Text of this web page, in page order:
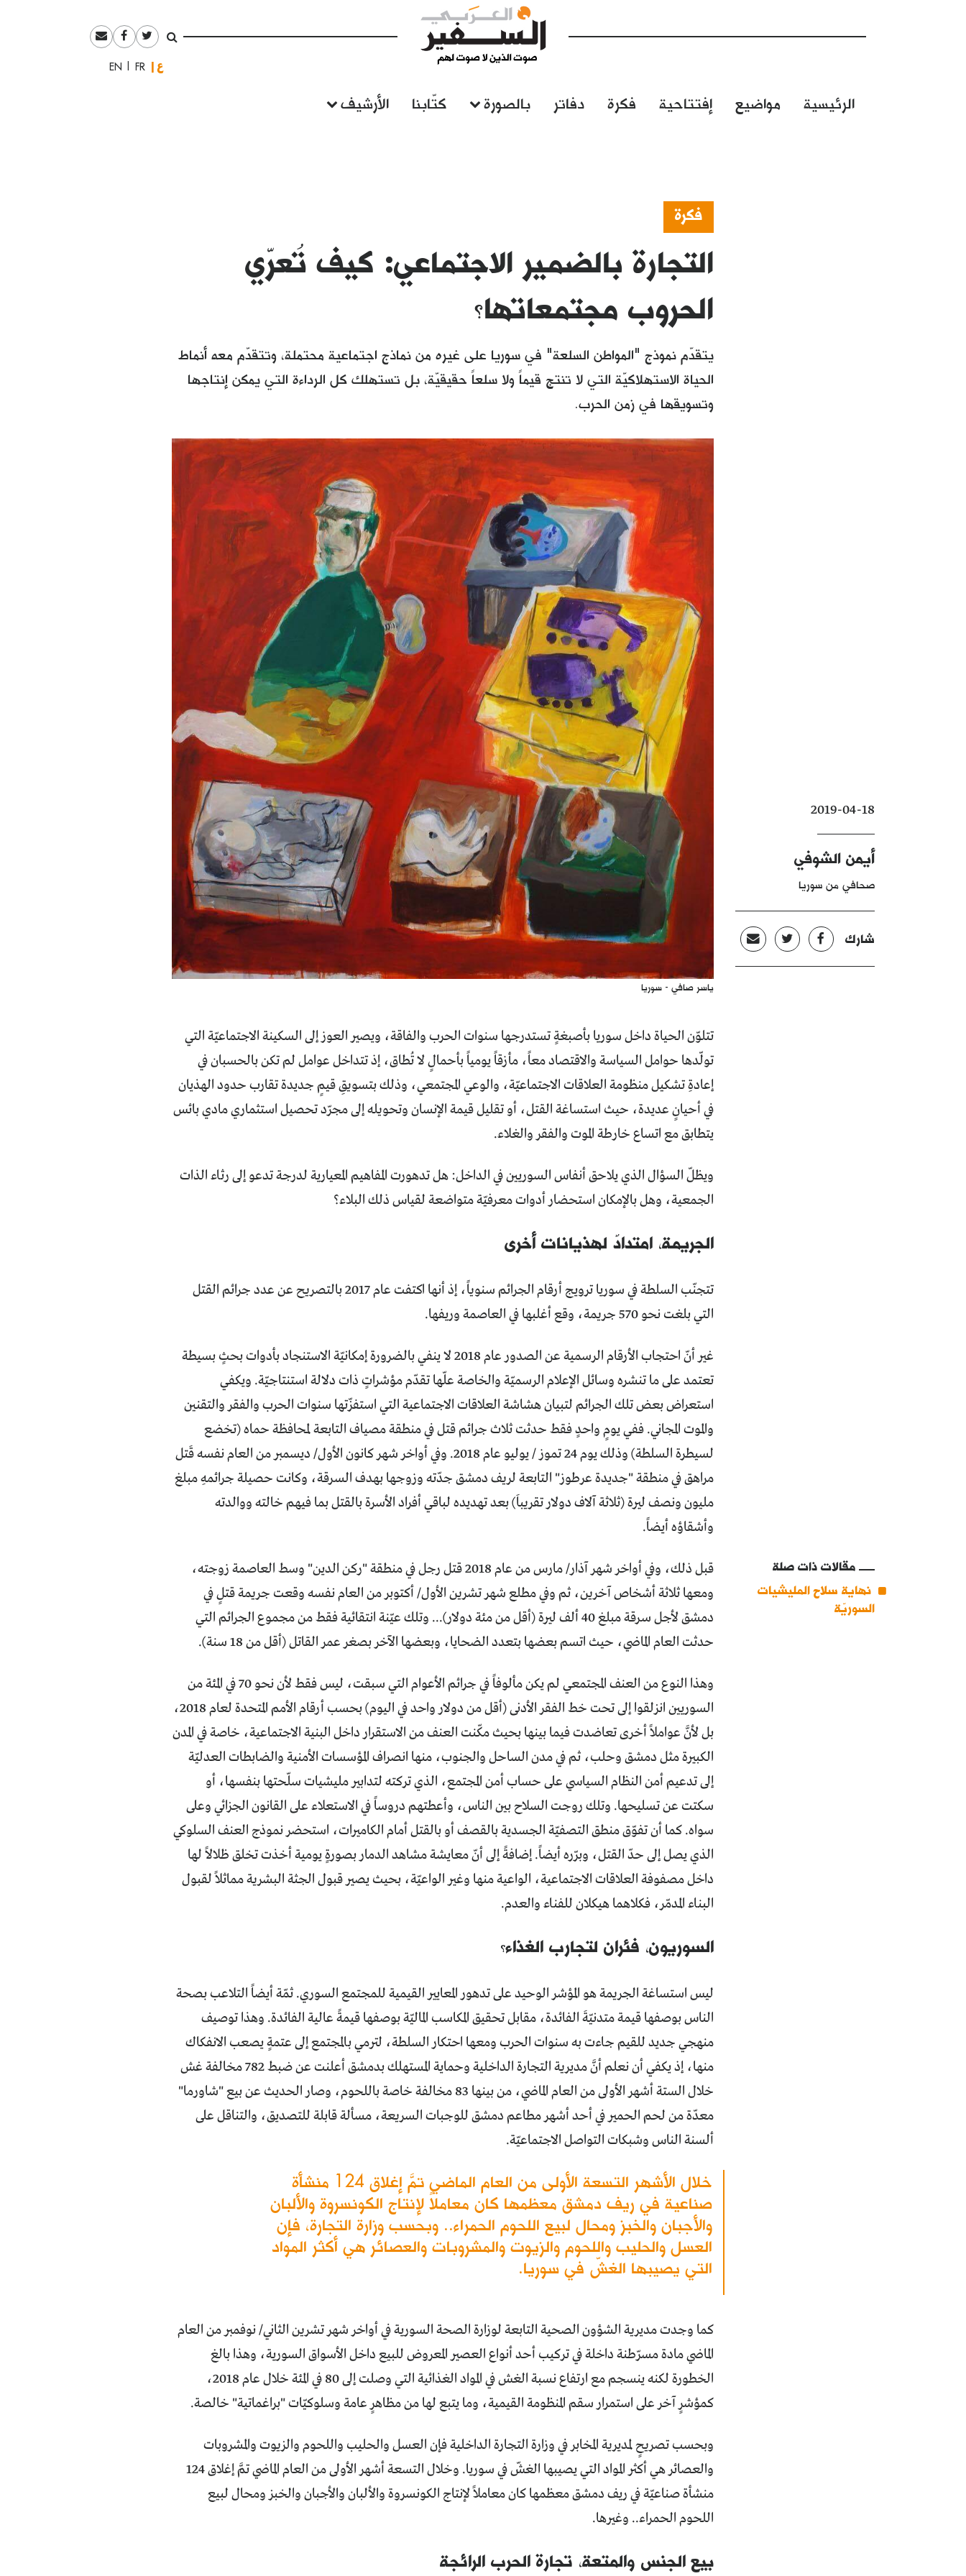
العربيةFrançais
English
الرئيسية مواضيع إفتتاحية فكرة دفاتر بالصورة كتّابنا الأرشيف
فكرة
التجارة بالضمير الاجتماعي: كيف تُعرّي
الحروب مجتمعاتها؟
يتقدّم نموذج "المواطن السلعة" في سوريا على غيره من نماذج اجتماعية محتملة، وتتقدّم معه أنماط
الحياة الاستهلاكيّة التي لا تنتج قيماً ولا سلعاً حقيقيّة، بل تستهلك كل الرداءة التي يمكن إنتاجها
وتسويقها في زمن الحرب.
2019-04-18
أيمن الشوفي
صحافي من سوريا
شارك
ياسر صافي - سوريا
تتلوّن الحياة داخل سوريا بأصبغةٍ تستدرجها سنوات الحرب والفاقة، ويصير العوز إلى السكينة الاجتماعيّة التي
تولّدها حوامل السياسة والاقتصاد معاً، مأزقاً يومياً بأحمالٍ لا تُطاق، إذ تتداخل عوامل لم تكن بالحسبان في
إعادةِ تشكيل منظومة العلاقات الاجتماعيّة، والوعي المجتمعي، وذلك بتسويقِ قيمٍ جديدة تقارب حدود الهذيان
في أحيانٍ عديدة، حيث استساغة القتل، أو تقليل قيمة الإنسان وتحويله إلى مجرّد تحصيل استثماري مادي بائس
يتطابق مع اتساع خارطة الموت والفقر والغلاء.
ويظلّ السؤال الذي يلاحق أنفاس السوريين في الداخل: هل تدهورت المفاهيم المعيارية لدرجة تدعو إلى رثاء الذات
الجمعية، وهل بالإمكان استحضار أدوات معرفيّة متواضعة لقياس ذلك البلاء؟
الجريمة، امتدادٌ لهذيانات أخرى
تتجنّب السلطة في سوريا ترويج أرقام الجرائم سنوياً، إذ أنها اكتفت عام 2017 بالتصريح عن عدد جرائم القتل
التي بلغت نحو 570 جريمة، وقع أغلبها في العاصمة وريفها.
غير أنّ احتجاب الأرقام الرسمية عن الصدور عام 2018 لا ينفي بالضرورة إمكانيّة الاستنجاد بأدوات بحثٍ بسيطة
تعتمد على ما تنشره وسائل الإعلام الرسميّة والخاصة علّها تقدّم مؤشراتٍ ذات دلالة استنتاجيّة. ويكفي
استعراض بعض تلك الجرائم لتبيان هشاشة العلاقات الاجتماعية التي استفزّتها سنوات الحرب والفقر والتقنين
والموت المجاني. ففي يومٍ واحدٍ فقط حدثت ثلاث جرائم قتل في منطقة مصياف التابعة لمحافظة حماه (تخضع
لسيطرة السلطة) وذلك يوم 24 تموز / يوليو عام 2018. وفي أواخر شهر كانون الأول/ ديسمبر من العام نفسه قَتل
مراهق في منطقة "جديدة عرطوز" التابعة لريف دمشق جدّته وزوجها بهدف السرقة، وكانت حصيلة جرائمهِ مبلغ
مليون ونصف ليرة (ثلاثة آلاف دولار تقريباَ) بعد تهديده لباقي أفراد الأسرة بالقتل بما فيهم خالته ووالدته
وأشقاؤه أيضاً.
مقالات ذات صلة
نهاية سلاح المليشيات
السوريّة
قبل ذلك، وفي أواخر شهر آذار/ مارس من عام 2018 قتل رجل في منطقة "ركن الدين" وسط العاصمة زوجته،
ومعها ثلاثة أشخاص آخرين، ثم وفي مطلع شهر تشرين الأول/ أكتوبر من العام نفسه وقعت جريمة قتلٍ في
دمشق لأجل سرقة مبلغ 40 ألف ليرة (أقل من مئة دولار)... وتلك عيّنة انتقائية فقط من مجموع الجرائم التي
حدثت العام الماضي، حيث اتسم بعضها بتعدد الضحايا، وبعضها الآخر بصغر عمر القاتل (أقل من 18 سنة).
وهذا النوع من العنف المجتمعي لم يكن مألوفاً في جرائم الأعوام التي سبقت، ليس فقط لأن نحو 70 في المئة من
السوريين انزلقوا إلى تحت خط الفقر الأدنى (أقل من دولار واحد في اليوم) بحسب أرقام الأمم المتحدة لعام 2018،
بل لأنَّ عواملاً أخرى تعاضدت فيما بينها بحيث مكّنت العنف من الاستقرار داخل البنية الاجتماعية، خاصة في المدن
الكبيرة مثل دمشق وحلب، ثم في مدن الساحل والجنوب، منها انصراف المؤسسات الأمنية والضابطات العدليّة
إلى تدعيم أمن النظام السياسي على حساب أمن المجتمع، الذي تركته لتدابير مليشيات سلّحتها بنفسها، أو
سكتت عن تسليحها. وتلك روجت السلاح بين الناس، وأعطتهم دروساً في الاستعلاء على القانون الجزائي وعلى
سواه. كما أن تفوّق منطق التصفيّة الجسدية بالقصف أو بالقتل أمام الكاميرات، استحضر نموذج العنف السلوكي
الذي يصل إلى حدّ القتل، وبرّره أيضاً. إضافةً إلى أنّ معايشة مشاهد الدمار بصورةٍ يومية أخذت تخلق ظلالاً لها
داخل مصفوفة العلاقات الاجتماعية، الواعية منها وغير الواعيّة، بحيث يصير قبول الجثة البشرية مماثلاً لقبول
البناء المدمّر، فكلاهما هيكلان للفناء والعدم.
السوريون، فئران لتجارب الغذاء؟
ليس استساغة الجريمة هو المؤشر الوحيد على تدهور المعايير القيمية للمجتمع السوري. ثمّة أيضاً التلاعب بصحة
الناس بوصفها قيمة متدنيّةَ الفائدة، مقابل تحقيق المكاسب الماليّة بوصفها قيمةً عالية الفائدة. وهذا توصيف
منهجي جديد للقيم جاءت به سنوات الحرب ومعها احتكار السلطة، لترمي بالمجتمع إلى عتمةٍ يصعب الانفكاك
منها، إذ يكفي أن نعلم أنَّ مديرية التجارة الداخلية وحماية المستهلك بدمشق أعلنت عن ضبط 782 مخالفة غش
خلال الستة أشهر الأولى من العام الماضي، من بينها 83 مخالفة خاصة باللحوم، وصار الحديث عن بيع "شاورما"
معدّة من لحم الحمير في أحد أشهر مطاعم دمشق للوجبات السريعة، مسألة قابلة للتصديق، والتناقل على
ألسنة الناس وشبكات التواصل الاجتماعيّة.
خلال الأشهر التسعة الأولى من العام الماضي تمَّ إغلاق 124 منشأة
صناعية في ريف دمشق معظمها كان معاملاً لإنتاج الكونسروة والألبان
والأجبان والخبز ومحال لبيع اللحوم الحمراء.. وبحسب وزارة التجارة، فإن
العسل والحليب واللحوم والزيوت والمشروبات والعصائر هي أكثر المواد
التي يصيبها الغشّ في سوريا.
كما وجدت مديرية الشؤون الصحية التابعة لوزارة الصحة السورية في أواخر شهر تشرين الثاني/ نوفمبر من العام
الماضي مادة مسرّطنة داخلة في تركيب أحد أنواع العصير المعروض للبيع داخل الأسواق السورية، وهذا بالغ
الخطورة لكنه ينسجم مع ارتفاع نسبة الغش في المواد الغذائية التي وصلت إلى 80 في المئة خلال عام 2018،
كمؤشرٍ آخر على استمرار سقم المنظومة القيمية، وما يتبع لها من مظاهرٍ عامة وسلوكيّات "براغماتية" خالصة.
وبحسب تصريحٍ لمديرية المخابر في وزارة التجارة الداخلية فإن العسل والحليب واللحوم والزيوت والمشروبات
والعصائر هي أكثر المواد التي يصيبها الغشّ في سوريا. وخلال التسعة أشهر الأولى من العام الماضي تمَّ إغلاق 124
منشأة صناعيّة في ريف دمشق معظمها كان معاملاً لإنتاج الكونسروة والألبان والأجبان والخبز ومحال لبيع
اللحوم الحمراء.. وغيرها.
بيع الجنس والمتعة، تجارة الحرب الرائجة